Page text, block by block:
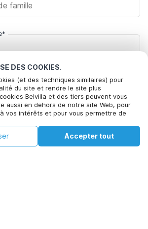
DES COOKIES.
(et des techniques similaires) pour
du site et rendre le site plus
Belvilla et des tiers peuvent vous
aussi en dehors de notre site Web, pour
vos intérêts et pour vous permettre de
de le faire. Plus d'informations peuvent
politique de cookie.
Accepter tout
désabonner des offres de Belvilla. Vous
Voir les disponibilités
Voir les disponibilités